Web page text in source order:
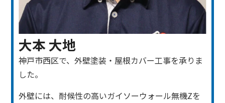
大本 大地
神戸市西区で、外壁塗装・屋根カバー工事を承りま
した。
外壁には、耐候性の高いガイソーウォール無機Zを